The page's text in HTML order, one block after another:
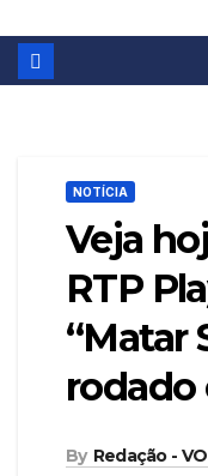
NOTÍCIA
Veja
RTP
“Matar
rodado
By Redação - VO